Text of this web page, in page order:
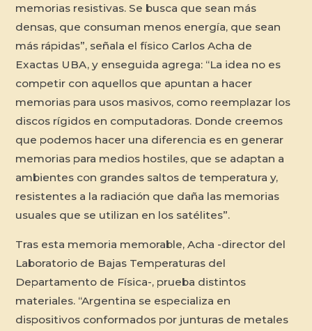
memorias resistivas. Se busca que sean más
densas, que consuman menos energía, que sean
más rápidas”, señala el físico Carlos Acha de
Exactas UBA, y enseguida agrega: “La idea no es
competir con aquellos que apuntan a hacer
memorias para usos masivos, como reemplazar los
discos rígidos en computadoras. Donde creemos
que podemos hacer una diferencia es en generar
memorias para medios hostiles, que se adaptan a
ambientes con grandes saltos de temperatura y,
resistentes a la radiación que daña las memorias
usuales que se utilizan en los satélites”.
Tras esta memoria memorable, Acha -director del
Laboratorio de Bajas Temperaturas del
Departamento de Física-, prueba distintos
materiales. “Argentina se especializa en
dispositivos conformados por junturas de metales